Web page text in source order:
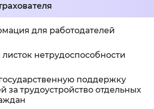
для работодателей
нетрудоспособности
поддержку
за трудоустройство отдельных